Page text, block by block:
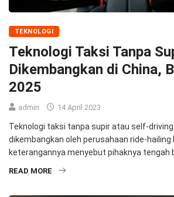
TEKNOLOGI
Teknologi Taksi Tanpa
Dikembangkan di China,
2025
admin 14 April 2023
Teknologi taksi tanpa supir atau self-
dikembangkan oleh perusahaan ride-hailing
keterangannya menyebut pihaknya tengah
READ MORE